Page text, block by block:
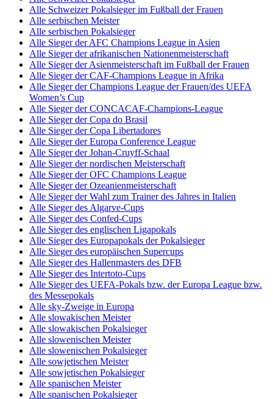
Alle Schweizer Pokalsieger im Fußball der Frauen
Alle serbischen Meister
Alle serbischen Pokalsieger
Alle Sieger der AFC Champions League in Asien
Alle Sieger der afrikanischen Nationenmeisterschaft
Alle Sieger der Asienmeisterschaft im Fußball der Frauen
Alle Sieger der CAF-Champions League in Afrika
Alle Sieger der Champions League der Frauen/des UEFA
Women’s Cup
Alle Sieger der CONCACAF-Champions-League
Alle Sieger der Copa do Brasil
Alle Sieger der Copa Libertadores
Alle Sieger der Europa Conference League
Alle Sieger der Johan-Cruyff-Schaal
Alle Sieger der nordischen Meisterschaft
Alle Sieger der OFC Champions League
Alle Sieger der Ozeanienmeisterschaft
Alle Sieger der Wahl zum Trainer des Jahres in Italien
Alle Sieger des Algarve-Cups
Alle Sieger des Confed-Cups
Alle Sieger des englischen Ligapokals
Alle Sieger des Europapokals der Pokalsieger
Alle Sieger des europäischen Supercups
Alle Sieger des Hallenmasters des DFB
Alle Sieger des Intertoto-Cups
Alle Sieger des UEFA-Pokals bzw. der Europa League bzw.
des Messepokals
Alle sky-Zweige in Europa
Alle slowakischen Meister
Alle slowakischen Pokalsieger
Alle slowenischen Meister
Alle slowenischen Pokalsieger
Alle sowjetischen Meister
Alle sowjetischen Pokalsieger
Alle spanischen Meister
Alle spanischen Pokalsieger